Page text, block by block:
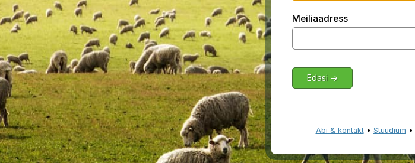
Meiliaadress
Abi & kontakt• Stuudium •